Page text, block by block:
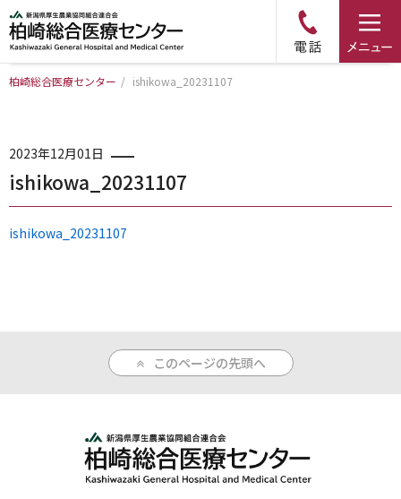
病院について
診療科・部門のご案内
入院のご案内
医療関係者の方へ
柏崎総合医療センター / ishikowa_20231107
2023年12月01日
ishikowa_20231107
ishikowa_20231107
このページの先頭へ